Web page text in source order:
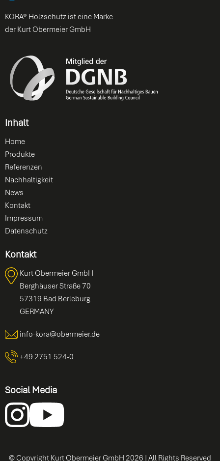
KORA® Holzschutz ist eine Marke
der Kurt Obermeier GmbH
Inhalt
Home
Produkte
Referenzen
Nachhaltigkeit
News
Kontakt
Impressum
Datenschutz
Kontakt
Kurt Obermeier GmbH
Berghäuser Straße 70
57319 Bad Berleburg
GERMANY
info-kora@obermeier.de
+49 2751 524-0
Social Media
© Copyright Kurt Obermeier GmbH 2026 | All Rights Reserved